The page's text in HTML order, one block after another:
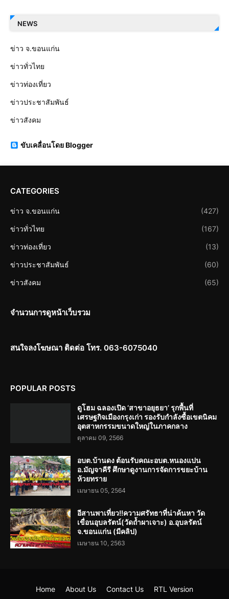
NEWS
ข่าว จ.ขอนแก่น
ข่าวทั่วไทย
ข่าวท่องเที่ยว
ข่าวประชาสัมพันธ์
ข่าวสังคม
ขับเคลื่อนโดย Blogger
CATEGORIES
ข่าว จ.ขอนแก่น (427)
ข่าวทั่วไทย (167)
ข่าวท่องเที่ยว (13)
ข่าวประชาสัมพันธ์ (60)
ข่าวสังคม (65)
จำนวนการดูหน้าเว็บรวม
สนใจลงโฆษณา ติดต่อ โทร. 063-6075040
POPULAR POSTS
ดูโฮม ฉลองเปิด ‘สาขาอยุธยา’ รุกพื้นที่
เศรษฐกิจเมืองกรุงเก่า รองรับกำลังซื้อเขตนิคม
อุตสาหกรรมขนาดใหญ่ในภาคกลาง
ตุลาคม 09, 2566
อบต.บ้านดง ต้อนรับคณะอบต.หนองแปน
อ.มัญจาคีรี ศึกษาดูงานการจัดการขยะบ้าน
ห้วยทราย
เมษายน 05, 2564
อีสานพาเที่ยว!!ความศรัทธาที่น่าค้นหา วัด
เขื่อนอุบลรัตน์(วัดถ้ำผาเจาะ) อ.อุบลรัตน์
จ.ขอนแก่น (มีคลิป)
เมษายน 10, 2563
Home About Us Contact Us RTL Version